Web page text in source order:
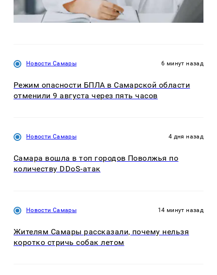
Новости Самары 6 минут назад
Режим опасности БПЛА в Самарской области
отменили 9 августа через пять часов
Новости Самары 4 дня назад
Самара вошла в топ городов Поволжья по
количеству DDoS-атак
Новости Самары 14 минут назад
Жителям Самары рассказали, почему нельзя
коротко стричь собак летом